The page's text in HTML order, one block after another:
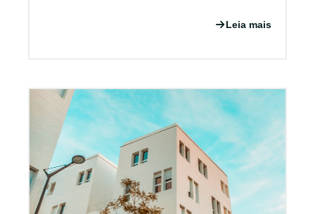
Leia mais